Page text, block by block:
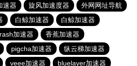
速器 旋风加速度器
外网网址导航
白鲸加速器
白鲸加速器
加速器
香蕉加速器
pigcha加速器
纵云梯加速器
veee加速器 bluelayer加速器